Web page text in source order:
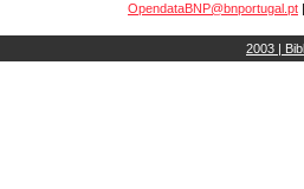
OpendataBNP@bnportugal.pt
2003 |